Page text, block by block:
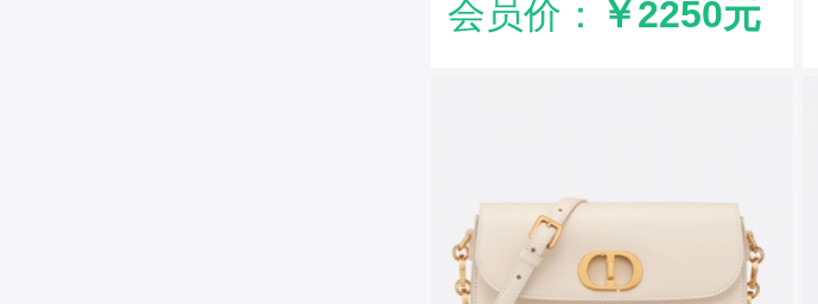
印花 蓝色
会员价： ￥2250元